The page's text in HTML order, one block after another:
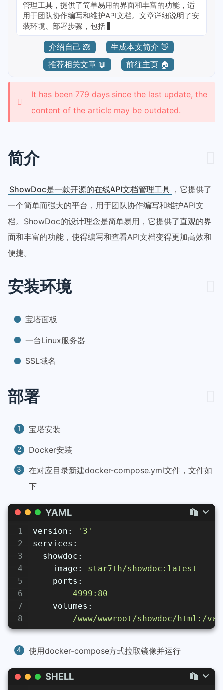
管理工具，提供了简单易用的界面和丰富的功能，适
用于团队协作编写和维护API文档。文章详细说明了安
装环境、部署步骤，包括宝塔面板和Li
介绍自己 🙈
生成本文简介 👋
推荐相关文章 📖
前往主页 🏠
It has been 779 days since the last update, the
content of the article may be outdated.
简介
ShowDoc是一款开源的在线API文档管理工具 ，它提供了
一个简单而强大的平台，用于团队协作编写和维护API文
档。ShowDoc的设计理念是简单易用，它提供了直观的界
面和丰富的功能，使得编写和查看API文档变得更加高效和
便捷。
安装环境
宝塔面板
一台Linux服务器
SSL域名
部署
宝塔安装
Docker安装
在对应目录新建docker-compose.yml文件，文件如
下
YAML
1
2
3
4
5
6
7
8
version:
'3'
services:
showdoc:
image:
star7th/showdoc:latest
ports:
-
4999 :80
volumes:
-
/www/wwwroot/showdoc/html:/
使用docker-compose方式拉取镜像并运行
SHELL